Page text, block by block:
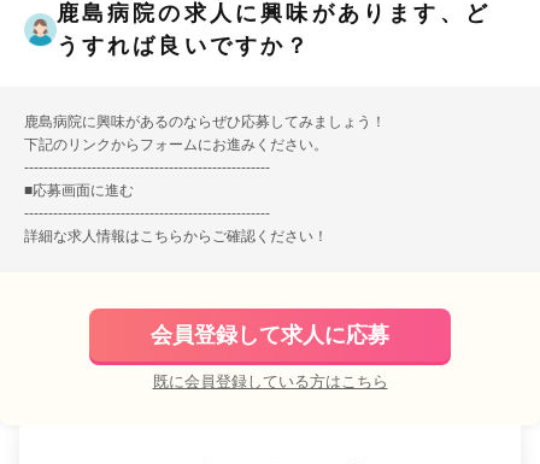
鹿島病院の求人に興味があります、ど
うすれば良いですか？
鹿島病院に興味があるのならぜひ応募してみましょう！
下記のリンクからフォームにお進みください。
---------------------------------------------------
■応募画面に進む
---------------------------------------------------
詳細な求人情報はこちらからご確認ください！
会員登録して求人に応募
既に会員登録している方はこちら